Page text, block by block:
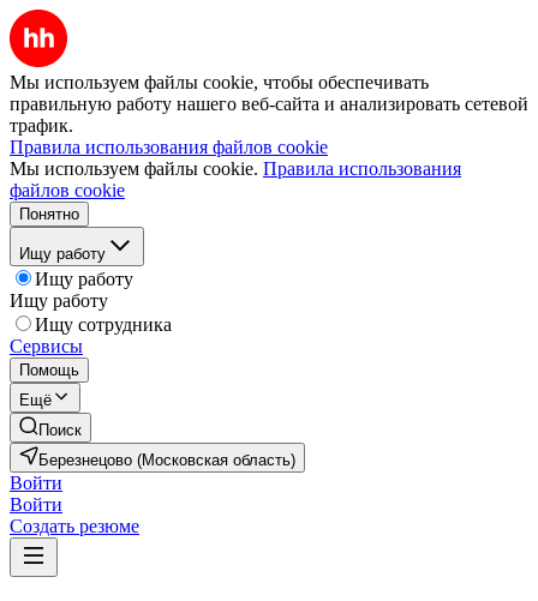
Мы используем файлы cookie, чтобы обеспечивать
правильную работу нашего веб-сайта и анализировать сетевой
трафик.
Правила использования файлов cookie
Мы используем файлы cookie. Правила использования
файлов cookie
Понятно
Ищу работу
Ищу работу
Ищу работу
Ищу сотрудника
Сервисы
Помощь
Ещё
Поиск
Березнецово (Московская область)
Войти
Войти
Создать резюме